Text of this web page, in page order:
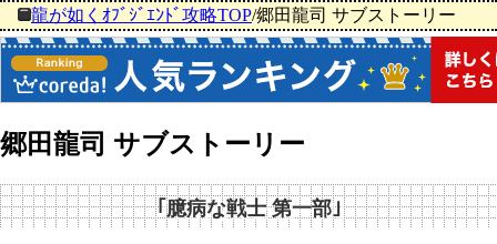
龍が如くｵﾌﾞｼﾞｴﾝﾄﾞ攻略TOP/郷田龍司 サブストーリー
郷田龍司 サブストーリー
｢臆病な戦士 第一部｣